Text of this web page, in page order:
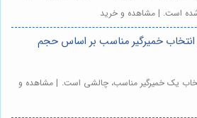
است. | مشاهده و خرید
در انتخاب خمیرگیر مناسب بر اساس حجم
یک خمیرگیر مناسب، چالشی است. | مشاهده و